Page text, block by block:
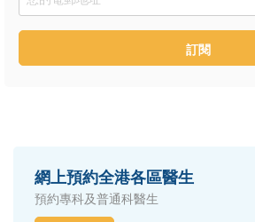
訂閱
網上預約全港各區醫生
預約專科及普通科醫生